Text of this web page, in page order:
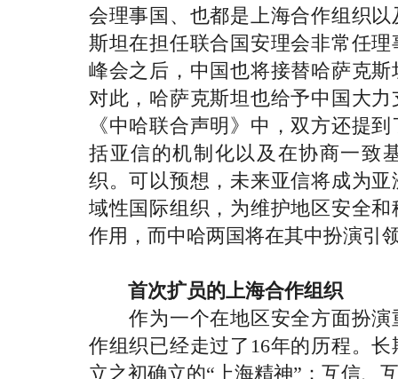
会理事国、也都是上海合作组织
斯坦在担任联合国安理会非常任
峰会之后，中国也将接替哈萨克
对此，哈萨克斯坦也给予中国大
《中哈联合声明》中，双方还提
括亚信的机制化以及在协商一致
织。可以预想，未来亚信将成为
域性国际组织，为维护地区安全
作用，而中哈两国将在其中扮演引
首次扩员的上海合作组织
作为一个在地区安全方面扮演
作组织已经走过了16年的历程。
立之初确立的“上海精神”：互信、